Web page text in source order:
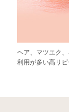
ヘア、マツエク
利用が多い高リピ